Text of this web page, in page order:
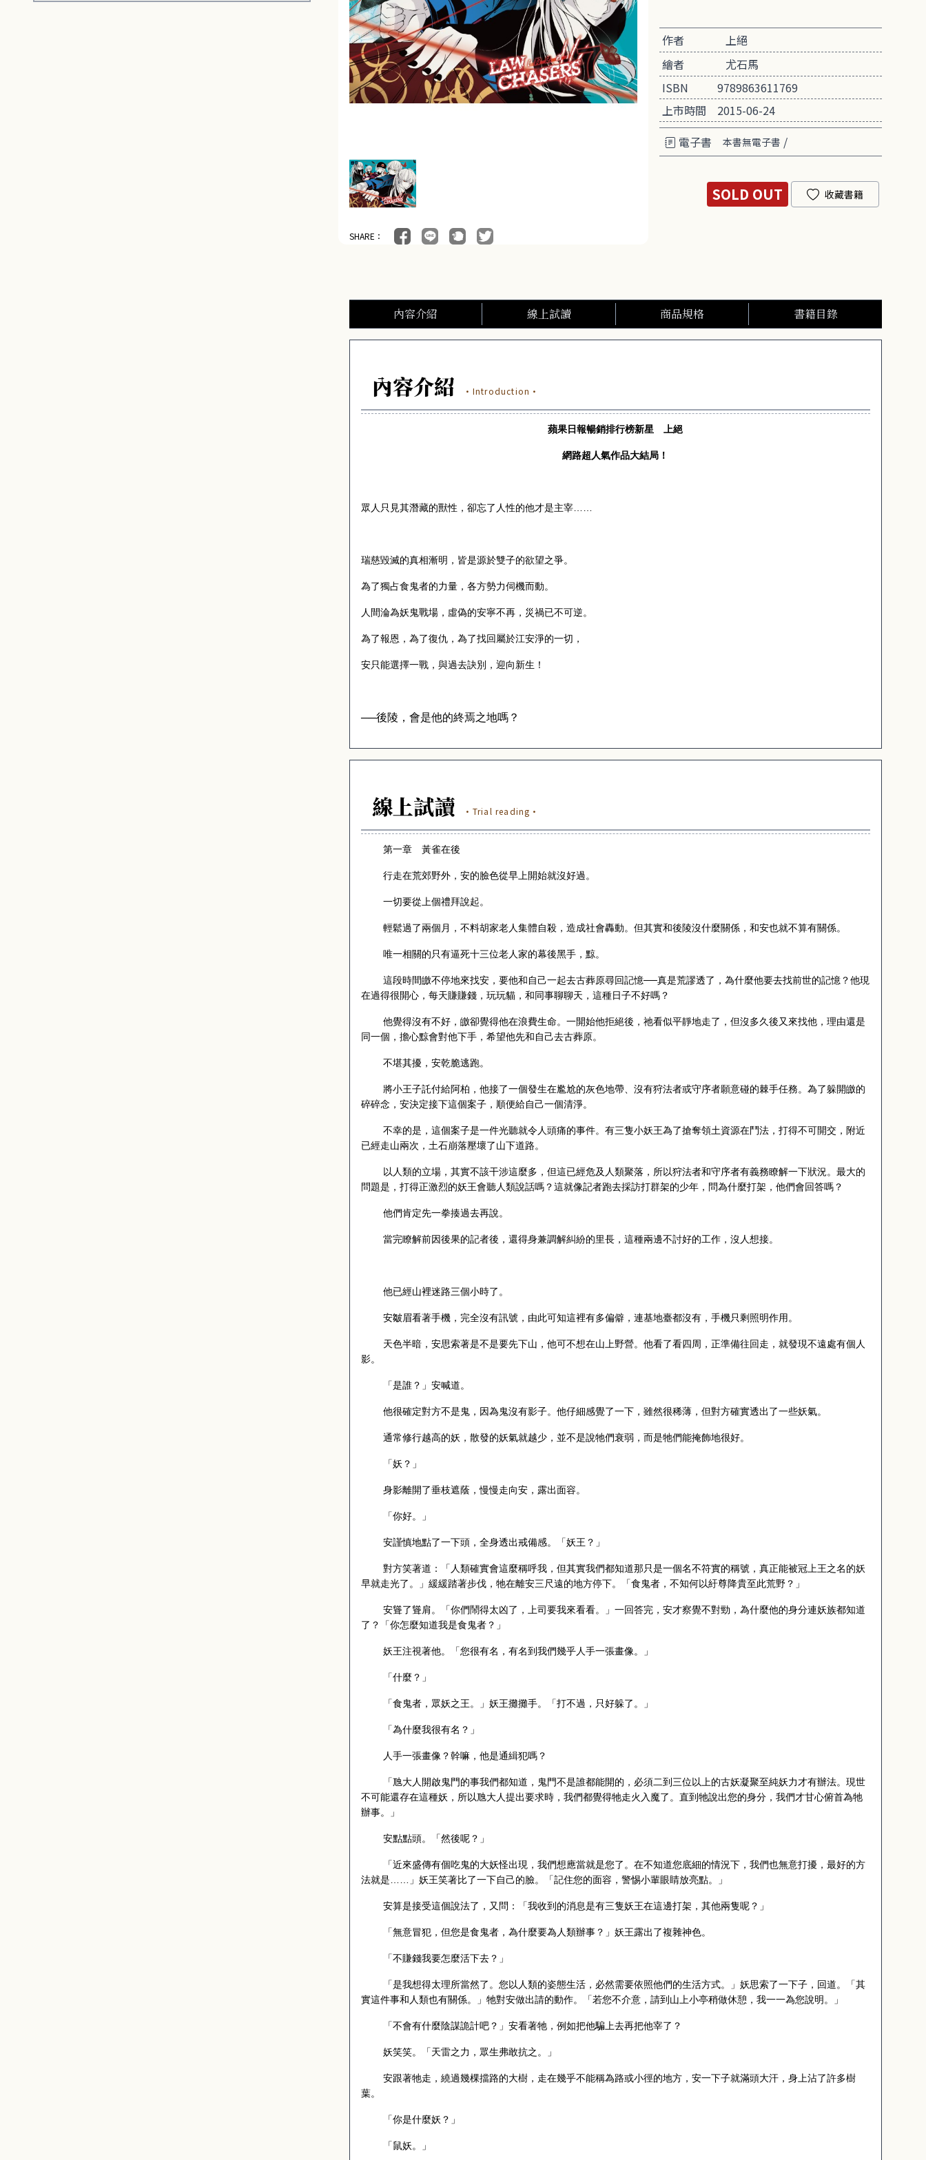
SHARE：
作者
上絕
繪者
尤石馬
ISBN
9789863611769
上市時間
2015-06-24
電子書
本書無電子書 /
SOLD OUT 收藏書籍
內容介紹 線上試讀 商品規格 書籍目錄
內容介紹 ·Introduction·
蘋果日報暢銷排行榜新星 上絕
網路超人氣作品大結局！
眾人只見其潛藏的獸性，卻忘了人性的他才是主宰……
瑞慈毀滅的真相漸明，皆是源於雙子的欲望之爭。
為了獨占食鬼者的力量，各方勢力伺機而動。
人間淪為妖鬼戰場，虛偽的安寧不再，災禍已不可逆。
為了報恩，為了復仇，為了找回屬於江安淨的一切，
安只能選擇一戰，與過去訣別，迎向新生！
──後陵，會是他的終焉之地嗎？
線上試讀 ·Trial reading·
第一章 黃雀在後
行走在荒郊野外，安的臉色從早上開始就沒好過。
一切要從上個禮拜說起。
輕鬆過了兩個月，不料胡家老人集體自殺，造成社會轟動。但其實和後陵沒什麼關係，和安也就不算有關係。
唯一相關的只有逼死十三位老人家的幕後黑手，黥。
這段時間皦不停地來找安，要他和自己一起去古葬原尋回記憶──真是荒謬透了，為什麼他要去找前世的記憶？他現
在過得很開心，每天賺賺錢，玩玩貓，和同事聊聊天，這種日子不好嗎？
他覺得沒有不好，皦卻覺得他在浪費生命。一開始他拒絕後，祂看似平靜地走了，但沒多久後又來找他，理由還是
同一個，擔心黥會對他下手，希望他先和自己去古葬原。
不堪其擾，安乾脆逃跑。
將小王子託付給阿柏，他接了一個發生在尷尬的灰色地帶、沒有狩法者或守序者願意碰的棘手任務。為了躲開皦的
碎碎念，安決定接下這個案子，順便給自己一個清淨。
不幸的是，這個案子是一件光聽就令人頭痛的事件。有三隻小妖王為了搶奪領土資源在鬥法，打得不可開交，附近
已經走山兩次，土石崩落壓壞了山下道路。
以人類的立場，其實不該干涉這麼多，但這已經危及人類聚落，所以狩法者和守序者有義務瞭解一下狀況。最大的
問題是，打得正激烈的妖王會聽人類說話嗎？這就像記者跑去採訪打群架的少年，問為什麼打架，他們會回答嗎？
他們肯定先一拳揍過去再說。
當完瞭解前因後果的記者後，還得身兼調解糾紛的里長，這種兩邊不討好的工作，沒人想接。
他已經山裡迷路三個小時了。
安皺眉看著手機，完全沒有訊號，由此可知這裡有多偏僻，連基地臺都沒有，手機只剩照明作用。
天色半暗，安思索著是不是要先下山，他可不想在山上野營。他看了看四周，正準備往回走，就發現不遠處有個人
影。
「是誰？」安喊道。
他很確定對方不是鬼，因為鬼沒有影子。他仔細感覺了一下，雖然很稀薄，但對方確實透出了一些妖氣。
通常修行越高的妖，散發的妖氣就越少，並不是說牠們衰弱，而是牠們能掩飾地很好。
「妖？」
身影離開了垂枝遮蔭，慢慢走向安，露出面容。
「你好。」
安謹慎地點了一下頭，全身透出戒備感。「妖王？」
對方笑著道：「人類確實會這麼稱呼我，但其實我們都知道那只是一個名不符實的稱號，真正能被冠上王之名的妖
早就走光了。」緩緩踏著步伐，牠在離安三尺遠的地方停下。「食鬼者，不知何以紆尊降貴至此荒野？」
安聳了聳肩。「你們鬧得太凶了，上司要我來看看。」一回答完，安才察覺不對勁，為什麼他的身分連妖族都知道
了？「你怎麼知道我是食鬼者？」
妖王注視著他。「您很有名，有名到我們幾乎人手一張畫像。」
「什麼？」
「食鬼者，眾妖之王。」妖王攤攤手。「打不過，只好躲了。」
「為什麼我很有名？」
人手一張畫像？幹嘛，他是通緝犯嗎？
「虺大人開啟鬼門的事我們都知道，鬼門不是誰都能開的，必須二到三位以上的古妖凝聚至純妖力才有辦法。現世
不可能還存在這種妖，所以虺大人提出要求時，我們都覺得牠走火入魔了。直到牠說出您的身分，我們才甘心俯首為牠
辦事。」
安點點頭。「然後呢？」
「近來盛傳有個吃鬼的大妖怪出現，我們想應當就是您了。在不知道您底細的情況下，我們也無意打擾，最好的方
法就是……」妖王笑著比了一下自己的臉。「記住您的面容，警惕小輩眼睛放亮點。」
安算是接受這個說法了，又問：「我收到的消息是有三隻妖王在這邊打架，其他兩隻呢？」
「無意冒犯，但您是食鬼者，為什麼要為人類辦事？」妖王露出了複雜神色。
「不賺錢我要怎麼活下去？」
「是我想得太理所當然了。您以人類的姿態生活，必然需要依照他們的生活方式。」妖思索了一下子，回道。「其
實這件事和人類也有關係。」牠對安做出請的動作。「若您不介意，請到山上小亭稍做休憩，我一一為您說明。」
「不會有什麼陰謀詭計吧？」安看著牠，例如把他騙上去再把他宰了？
妖笑笑。「天雷之力，眾生弗敢抗之。」
安跟著牠走，繞過幾棵擋路的大樹，走在幾乎不能稱為路或小徑的地方，安一下子就滿頭大汗，身上沾了許多樹
葉。
「你是什麼妖？」
「鼠妖。」